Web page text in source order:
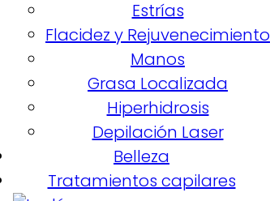
Estrías
Flacidez y Rejuvenecimiento
Manos
Grasa Localizada
Hiperhidrosis
Depilación Laser
Belleza
Tratamientos capilares